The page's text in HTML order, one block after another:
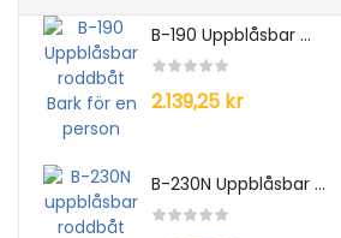
B-190 Uppblåsbar ...
2.139,25 kr
B-230N Uppblåsbar ...